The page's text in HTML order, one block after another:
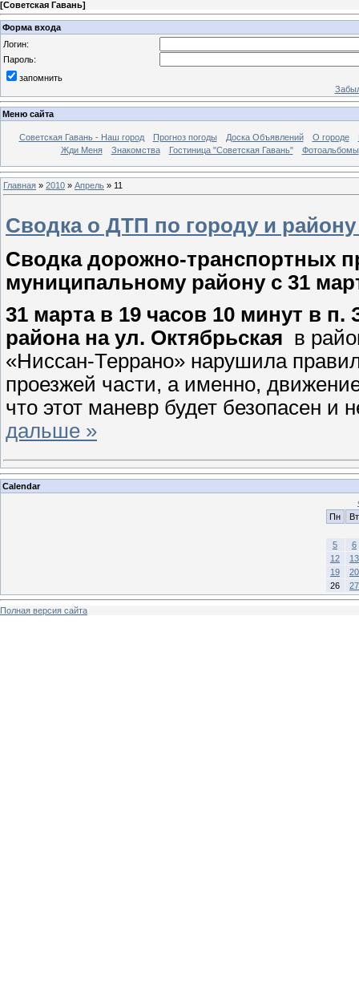
[Советская Гавань]
Форма входа
Логин:
Пароль:
запомнить
Меню сайта
Советская Гавань - Наш город Прогноз погоды Доска Объявлений О городе
Жди Меня
Знакомства Гостиница "Советская Гавань" Фотоальбомы
Главная » 2010 » Апрель » 11
Сводка о ДТП по городу и району
Сводка дорожно-транспортных
муниципальному району с 31
31 марта в 19 часов 10 минут в
района на ул. Октябрьская в
«Ниссан-Террано» нарушила
проезжей части, а именно,
что этот маневр будет безопасен и
дальше »
Calendar
Пн
Вт
5
6
12
13
19
20
26
27
Полная версия сайта